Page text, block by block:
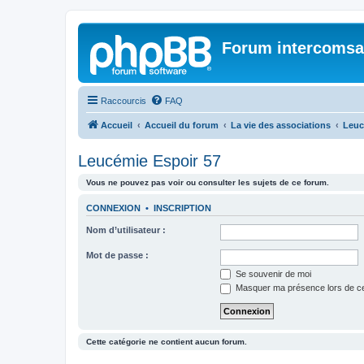
Forum
Raccourcis FAQ
Accueil Accueil du forum La vie des associations
Leucémie Espoir 57
Vous ne pouvez pas voir ou consulter les sujets de ce forum.
CONNEXION • INSCRIPTION
Nom d’utilisateur :
Mot de passe :
Se souvenir de moi
Masquer ma présence lors de
Cette catégorie ne contient aucun forum.